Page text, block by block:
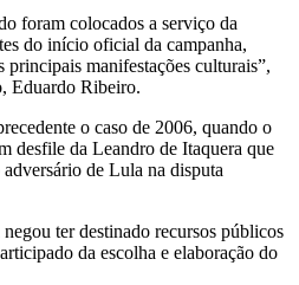
foram colocados a serviço da
do início oficial da campanha,
principais manifestações culturais”,
Eduardo Ribeiro.
o caso de 2006, quando o
desfile da Leandro de Itaquera que
de Lula na disputa
ter destinado recursos públicos
da escolha e elaboração do